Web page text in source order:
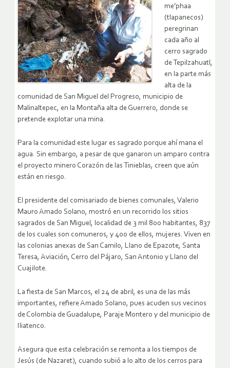
me’phaa
(tlapanecos)
peregrinan
cada año al
cerro sagrado
de Tepilzahuatl,
en la parte más
alta de la
comunidad de San Miguel del Progreso, municipio de
Malinaltepec, en la Montaña alta de Guerrero, donde se
pretende explotar una mina.
Para la comunidad este lugar es sagrado porque ahí mana el
agua. Sin embargo, a pesar de que ganaron un amparo contra
el proyecto minero Corazón de las Tinieblas, creen que aún
están en riesgo.
El presidente del comisariado de bienes comunales, Valerio
Mauro Amado Solano, mostró en un recorrido los sitios
sagrados de San Miguel, localidad de 3 mil 800 habitantes, 837
de los cuales son comuneros, y 400 de ellos, mujeres. Viven en
las colonias anexas de San Camilo, Llano de Epazote, Santa
Teresa, Aviación, Cerro del Pájaro, San Antonio y Llano del
Cuajilote.
La fiesta de San Marcos, el 24 de abril, es una de las más
importantes, refiere Amado Solano, pues acuden sus vecinos
de Colombia de Guadalupe, Paraje Montero y del municipio de
Iliatenco.
Asegura que esta celebración se remonta a los tiempos de
Jesús (de Nazaret), cuando subió a lo alto de los cerros para